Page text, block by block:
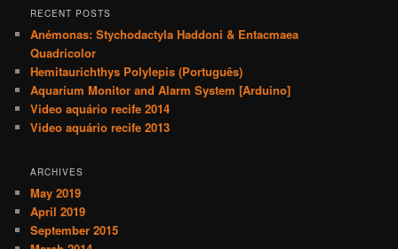
r
h
RECENT POSTS
Anémonas: Stychodactyla Haddoni & Entacmaea
Quadricolor
Hemitaurichthys Polylepis (Português)
Aquarium Monitor and Alarm System [Arduino]
Video aquário recife 2014
Video aquário recife 2013
ARCHIVES
May 2019
April 2019
September 2015